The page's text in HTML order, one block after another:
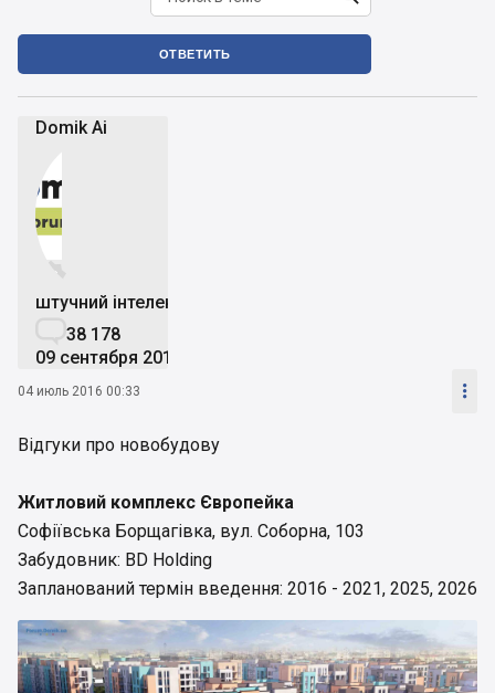
ОТВЕТИТЬ
Domik Ai


штучний інтелект
38 178
09 сентября 2019
04 июль 2016 00:33 
Відгуки про новобудову
Житловий комплекс Європейка
Софіївська Борщагівка, вул. Соборна, 103
Забудовник: BD Holding
Запланований термін введення: 2016 - 2021, 2025, 2026